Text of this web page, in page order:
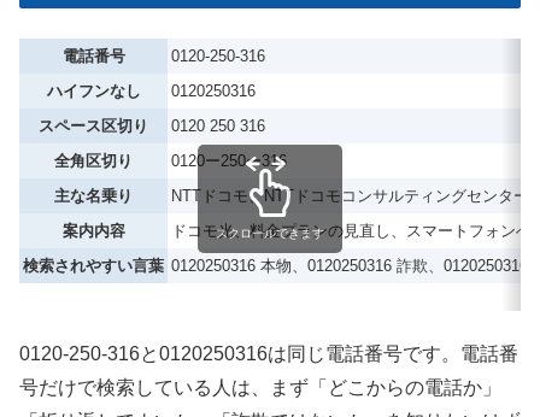
電話番号
0120-250-316
ハイフンなし
0120250316
スペース区切り
0120 250 316
全角区切り
0120ー250ー316
主な名乗り
NTTドコモ、NTTドコモコンサルティングセンター
案内内容
ドコモ光、料金プランの見直し、スマートフォンへ
検索されやすい言葉 0120250316 本物、0120250316 詐欺、0120250316
スクロールできます
0120-250-316と0120250316は同じ電話番号です。電話番
号だけで検索している人は、まず「どこからの電話か」